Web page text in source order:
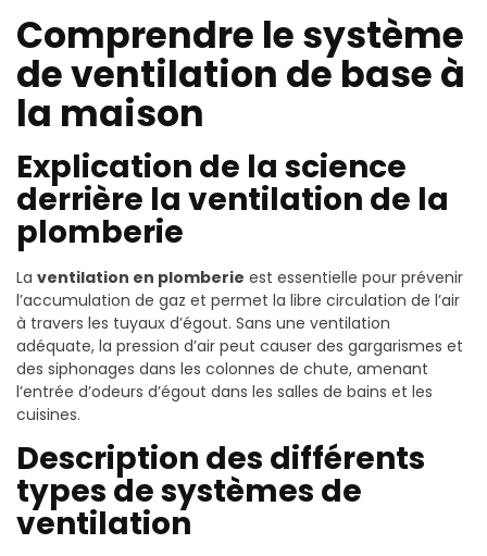
Comprendre le système
de ventilation de base à
la maison
Explication de la science
derrière la ventilation de la
plomberie
La ventilation en plomberie est essentielle pour prévenir
l’accumulation de gaz et permet la libre circulation de l’air
à travers les tuyaux d’égout. Sans une ventilation
adéquate, la pression d’air peut causer des gargarismes et
des siphonages dans les colonnes de chute, amenant
l’entrée d’odeurs d’égout dans les salles de bains et les
cuisines.
Description des différents
types de systèmes de
ventilation